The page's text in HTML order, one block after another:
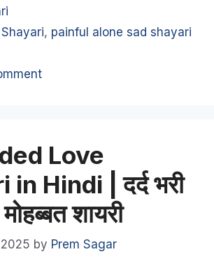
, painful alone sad shayari
Love
Hindi | दर्द भरी
शायरी
by Prem Sagar